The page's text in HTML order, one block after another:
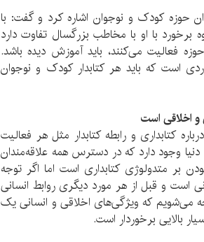
حوزه کودک و نوجوان اشاره کرد و گفت: با
با او با مخاطب بزرگسال تفاوت دارد
فعالیت می‌کنند، باید آموزش دیده باشد‌.
است که باید‌ هر کتابدار کودک و نوجوان
و اخلاقی است
کتابداری و رابطه کتابدار مثل هر فعالیت
وجود دارد که در دسترس همه علاقه‌مندان
بر متدولوژی کتابداری است اما اگر توجه
است و قبل از هر مورد دیگری روابط انسانی
می‌شویم‌ که ویژگی‌های اخلاقی و انسانی یک
‌بالایی برخوردار است.